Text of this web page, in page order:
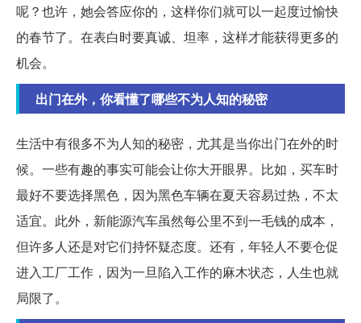
呢？也许，她会答应你的，这样你们就可以一起度过愉快
的春节了。在表白时要真诚、坦率，这样才能获得更多的
机会。
出门在外，你看懂了哪些不为人知的秘密
生活中有很多不为人知的秘密，尤其是当你出门在外的时
候。一些有趣的事实可能会让你大开眼界。比如，买车时
最好不要选择黑色，因为黑色车辆在夏天容易过热，不太
适宜。此外，新能源汽车虽然每公里不到一毛钱的成本，
但许多人还是对它们持怀疑态度。还有，年轻人不要仓促
进入工厂工作，因为一旦陷入工作的麻木状态，人生也就
局限了。